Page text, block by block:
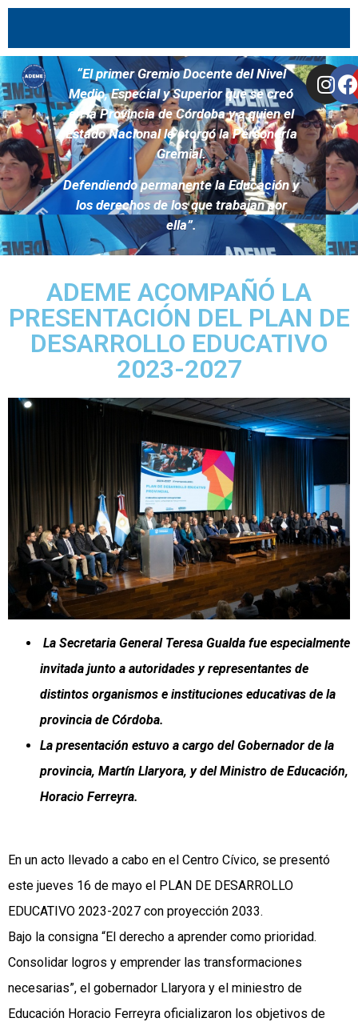
“El primer Gremio Docente del Nivel
Medio, Especial y Superior que se creó
en la Provincia de Córdoba ya quien el
Estado Nacional le otorgó la Personería
Gremial.
Defendiendo permanente la Educación y
los derechos de los que trabajan por
ella”.
ADEME ACOMPAÑÓ LA
PRESENTACIÓN DEL PLAN DE
DESARROLLO EDUCATIVO
2023-2027
La Secretaria General Teresa Gualda fue especialmente
invitada junto a autoridades y representantes de
distintos organismos e instituciones educativas de la
provincia de Córdoba.
La presentación estuvo a cargo del Gobernador de la
provincia, Martín Llaryora, y del Ministro de Educación,
Horacio Ferreyra.
En un acto llevado a cabo en el Centro Cívico, se presentó
este jueves 16 de mayo el PLAN DE DESARROLLO
EDUCATIVO 2023-2027 con proyección 2033.
Bajo la consigna “El derecho a aprender como prioridad.
Consolidar logros y emprender las transformaciones
necesarias”, el gobernador Llaryora y el miniestro de
Educación Horacio Ferreyra oficializaron los objetivos de